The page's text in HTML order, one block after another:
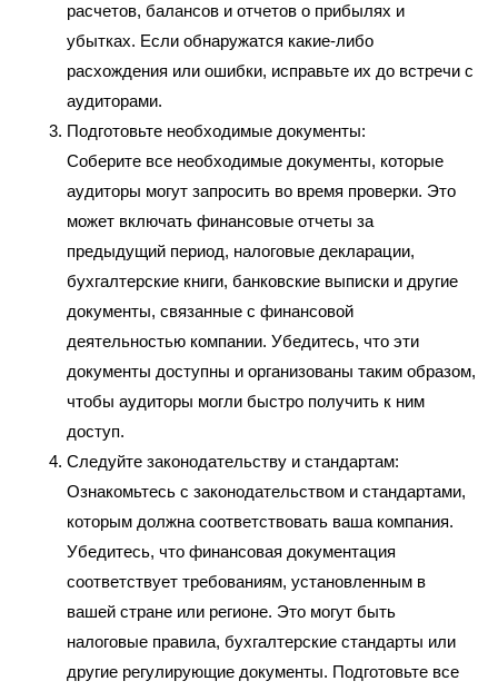
расчетов, балансов и отчетов о прибылях и
убытках. Если обнаружатся какие-либо
расхождения или ошибки, исправьте их до встречи с
аудиторами.
Подготовьте необходимые документы:
Соберите все необходимые документы, которые
аудиторы могут запросить во время проверки. Это
может включать финансовые отчеты за
предыдущий период, налоговые декларации,
бухгалтерские книги, банковские выписки и другие
документы, связанные с финансовой
деятельностью компании. Убедитесь, что эти
документы доступны и организованы таким образом,
чтобы аудиторы могли быстро получить к ним
доступ.
Следуйте законодательству и стандартам:
Ознакомьтесь с законодательством и стандартами,
которым должна соответствовать ваша компания.
Убедитесь, что финансовая документация
соответствует требованиям, установленным в
вашей стране или регионе. Это могут быть
налоговые правила, бухгалтерские стандарты или
другие регулирующие документы. Подготовьте все